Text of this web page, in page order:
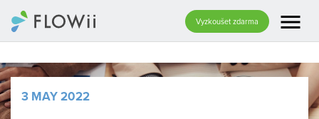
Vyzkoušet zdarma menu
3 MAY 2022